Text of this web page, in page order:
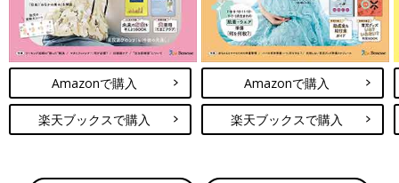
Amazonで購入
楽天ブックスで購入
Amazonで購入
楽天ブックスで購入